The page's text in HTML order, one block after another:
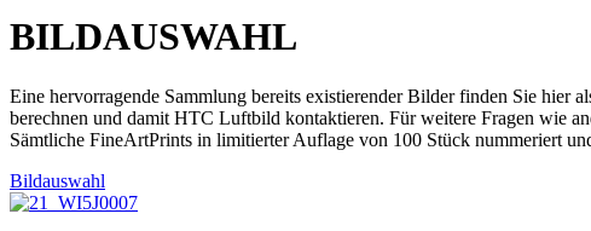
BILDAUSWAHL
Eine hervorragende Sammlung bereits existierender Bilder finden Sie hier
berechnen und damit HTC Luftbild kontaktieren. Für weitere Fragen wie
Sämtliche FineArtPrints in limitierter Auflage von 100 Stück nummeriert
Bildauswahl